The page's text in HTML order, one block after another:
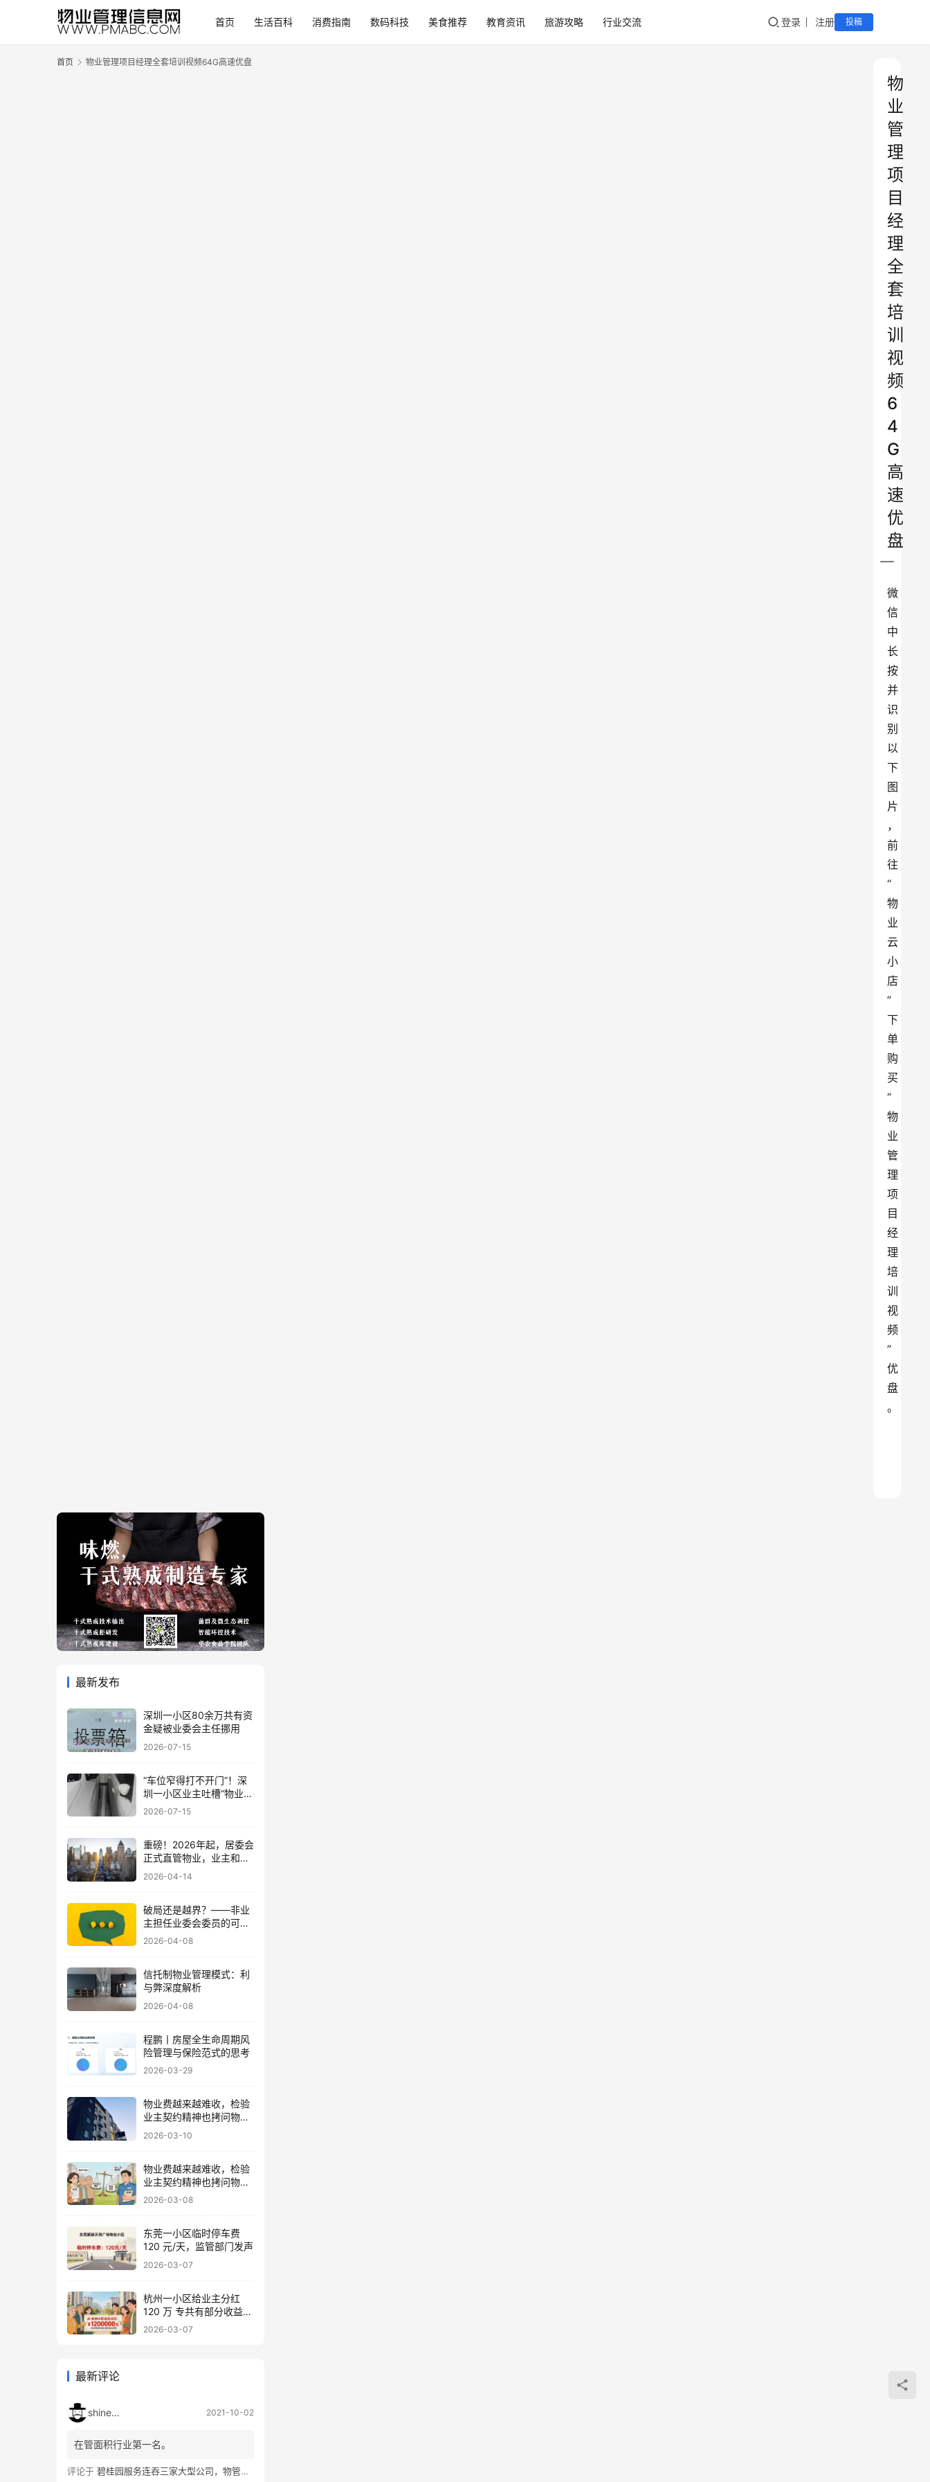
首页 生活百科 消费指南 数码科技 美食推荐 教育资讯 旅游攻略 行业交流 登录 注册 投稿
首页 物业管理项目经理全套培训视频64G高速优盘
物
业
管
理
项
目
经
理
全
套
培
训
视
频
6
4
G
高
速
优
盘
微
信
中
长
按
并
识
别
以
下
图
片
，
前
往
“
物
业
云
小
店
”
下
单
购
买
“
物
业
管
理
项
目
经
理
培
训
视
频
”
优
盘
。
最新发布
深圳一小区80余万共有资
金疑被业委会主任挪用
2026-07-15
“车位窄得打不开门”！深
圳一小区业主吐槽“物业着
急收停车费”！
2026-07-15
重磅！2026年起，居委会
正式直管物业，业主和物
业企业都受益了
2026-04-14
破局还是越界？——非业
主担任业委会委员的可行
性探讨
2026-04-08
信托制物业管理模式：利
与弊深度解析
2026-04-08
程鹏丨房屋全生命周期风
险管理与保险范式的思考
2026-03-29
物业费越来越难收，检验
业主契约精神也拷问物业
良心
2026-03-10
物业费越来越难收，检验
业主契约精神也拷问物业
良心
2026-03-08
东莞一小区临时停车费
120 元/天，监管部门发声
2026-03-07
杭州一小区给业主分红
120 万 专共有部分收益归
业主 物业不能动
2026-03-07
最新评论
shineshi 2021-10-02
在管面积行业第一名。
评论于 碧桂园服务连吞三家大型公司，物管行业跑出首个巨无霸